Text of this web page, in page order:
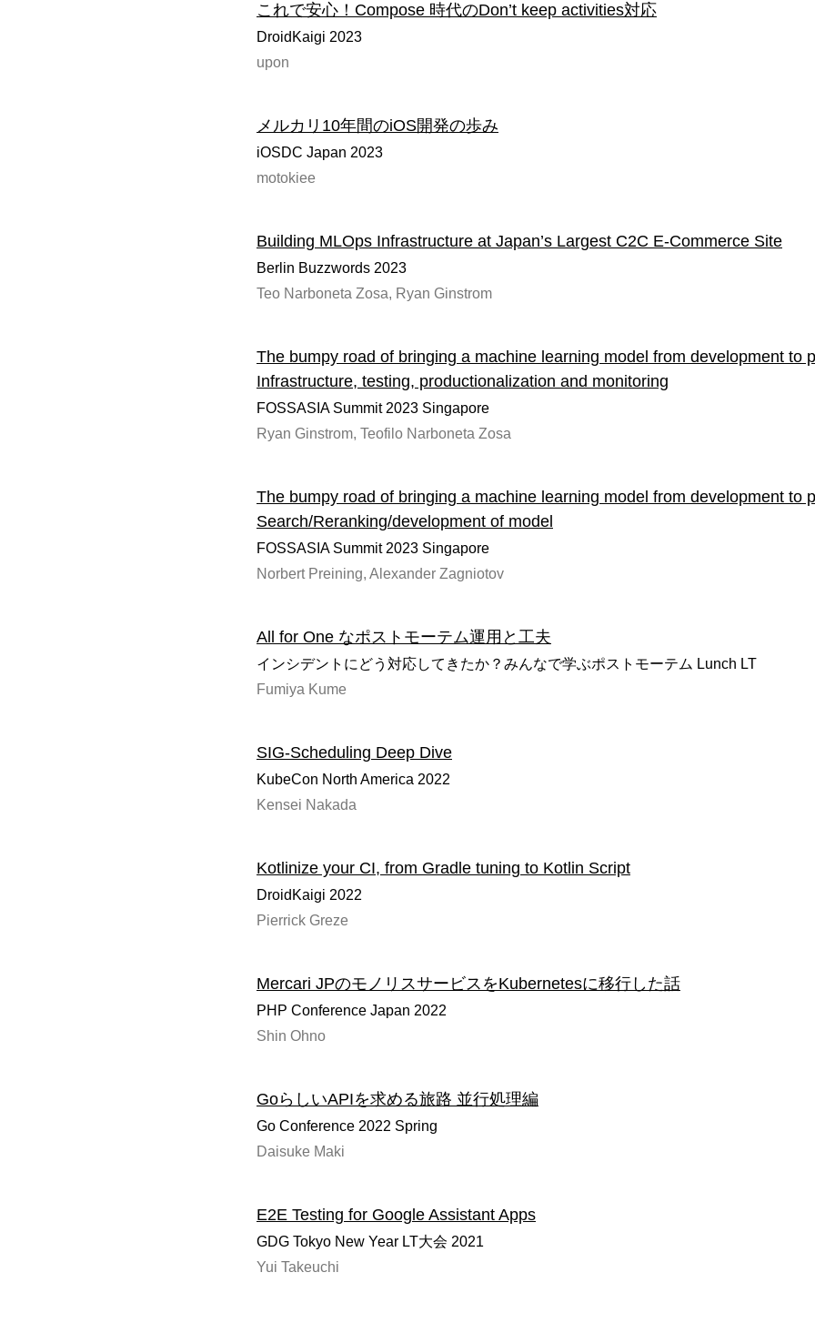
これで安心！Compose 時代のDon’t keep activities対応
DroidKaigi 2023
upon
メルカリ10年間のiOS開発の歩み
iOSDC Japan 2023
motokiee
Building MLOps Infrastructure at Japan’s Largest C2C E-Commerce Site
Berlin Buzzwords 2023
Teo Narboneta Zosa, Ryan Ginstrom
The bumpy road of bringing a machine learning model from development to
Infrastructure, testing, productionalization and monitoring
FOSSASIA Summit 2023 Singapore
Ryan Ginstrom, Teofilo Narboneta Zosa
The bumpy road of bringing a machine learning model from development to
Search/Reranking/development of model
FOSSASIA Summit 2023 Singapore
Norbert Preining, Alexander Zagniotov
All for One なポストモーテム運用と工夫
インシデントにどう対応してきたか？みんなで学ぶポストモーテム Lunch LT
Fumiya Kume
SIG-Scheduling Deep Dive
KubeCon North America 2022
Kensei Nakada
Kotlinize your CI, from Gradle tuning to Kotlin Script
DroidKaigi 2022
Pierrick Greze
Mercari JPのモノリスサービスをKubernetesに移行した話
PHP Conference Japan 2022
Shin Ohno
GoらしいAPIを求める旅路 並行処理編
Go Conference 2022 Spring
Daisuke Maki
E2E Testing for Google Assistant Apps
GDG Tokyo New Year LT大会 2021
Yui Takeuchi